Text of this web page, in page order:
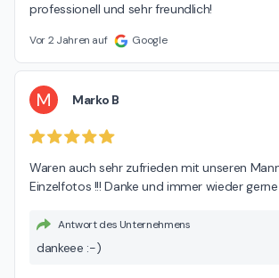
professionell und sehr freundlich!
Vor 2 Jahren auf Google
M Marko B
Waren auch sehr zufrieden mit unseren
Einzelfotos !!! Danke und immer wieder gerne
Antwort des Unternehmens
dankeee :-)